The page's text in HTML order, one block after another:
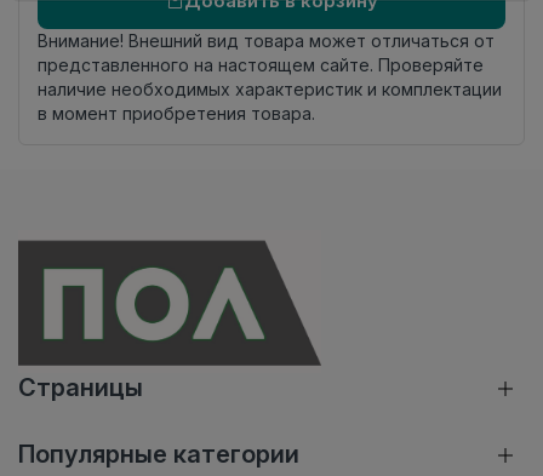
Внимание! Внешний вид товара может отличаться от
представленного на настоящем сайте. Проверяйте
наличие необходимых характеристик и комплектации
в момент приобретения товара.
Страницы
Популярные категории